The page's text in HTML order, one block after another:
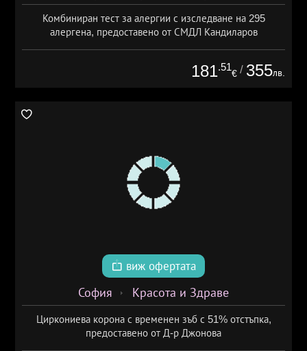
Комбиниран тест за алергии с изследване на 295
алергена, предоставено от СМДЛ Кандиларов
181.51
€ / 355лв.
виж офертата
София Красота и Здраве
Циркониева корона с временен зъб с 51% отстъпка,
предоставено от Д-р Джонова